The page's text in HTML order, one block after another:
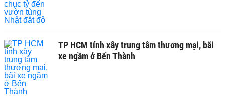
TP HCM tính xây trung tâm thương mại, bãi
xe ngầm ở Bến Thành